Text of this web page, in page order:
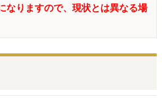
なりますので、現状とは異なる場